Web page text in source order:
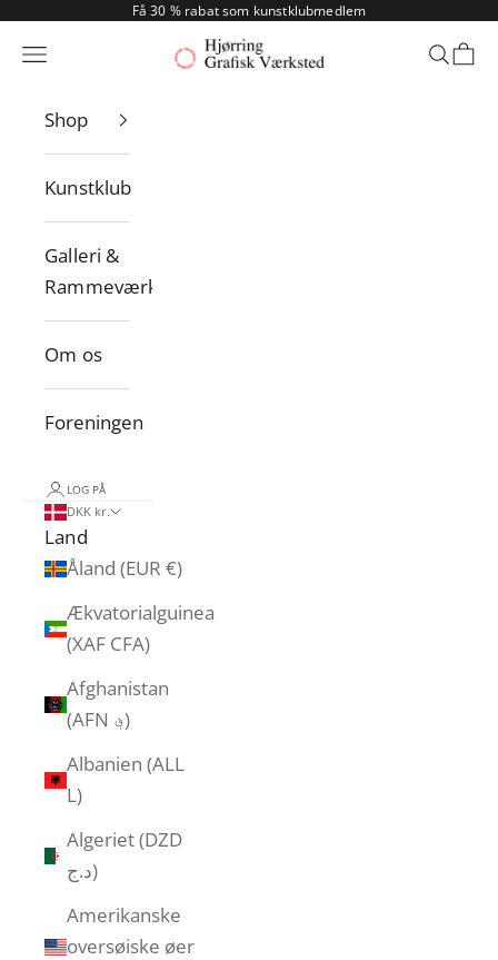
Spring til indholdFå 30 % rabat som kunstklubmedlem
Hjørring Grafisk Værksted
Menu Søg
Shop
Kunstklub
Galleri &
Rammeværksted
Om os
Foreningen
LOG PÅ
DKK kr.
Land
Åland (EUR €)
Ækvatorialguinea
(XAF CFA)
Afghanistan
(AFN ؋)
Albanien (ALL
L)
Algeriet (DZD
د.ج)
Amerikanske
oversøiske øer